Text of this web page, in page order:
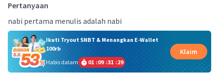
Pertanyaan
nabi pertama menulis adalah nabi
Ikuti Tryout SNBT & Menangkan E-Wallet
100rb
Habis dalam
01 :09 :31 :28
Klaim